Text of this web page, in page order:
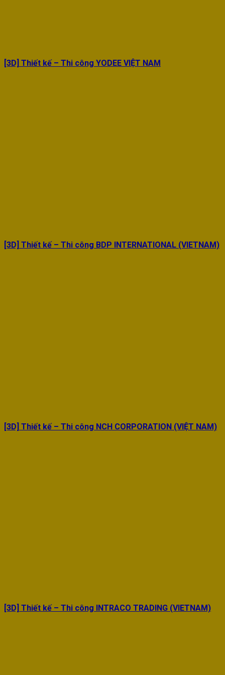
[3D] Thiết kế – Thi công YODEE VIỆT NAM
[3D] Thiết kế – Thi công BDP INTERNATIONAL (VIETNAM)
[3D] Thiết kế – Thi công NCH CORPORATION (VIỆT NAM)
[3D] Thiết kế – Thi công INTRACO TRADING (VIETNAM)